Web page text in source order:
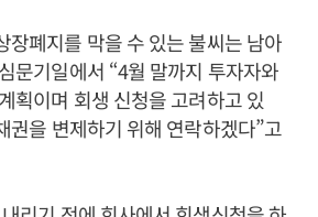
장폐지를 막을 수 있는 불씨는 남아
문기일에서 “4월 말까지 투자자와
획이며 회생 신청을 고려하고 있
권을 변제하기 위해 연락하겠다”고